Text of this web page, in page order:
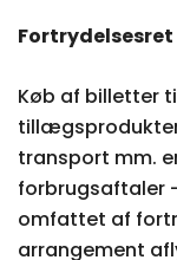
Fortrydelsesret
Køb af billetter
transport mm.
forbrugsaftaler -
omfattet af
arrangement